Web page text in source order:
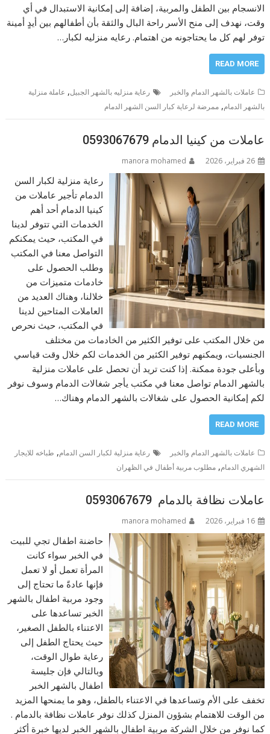
الانسجام بين الطفل والمربية، إضافة إلى إمكانية الاستبدال في أي
وقت، نهدف إلى منح الأسر راحة البال والثقة بأن أطفالهم بين أيدٍ أمينة
توفر لهم كل ما يحتاجونه من اهتمام. رعايه منزليه لكبار…
READ MORE
عاملات بالشهر الدمام والخبر رعاية منزليه بالشهر الجبيل, عاملة منزلية
بالشهر الدمام,ممرضة لرعاية كبار السن الشهر الدمام
عاملات من كينيا الدمام 0593067679
26 فبراير، 2026 manora mohamed
رعاية منزلية لكبار السن
الدمام تأجير عاملات من
كينيا الدمام أحد أهم
الخدمات التي تتوفر لدينا
في المكتب، حيث يمكنكم
التواصل معنا في المكتب
وطلب الحصول على
خادمات متميزات من
خلالنا، وهناك العديد من
العاملات المتاحين لدينا
في المكتب، حيث نحرص
من خلال المكتب على توفير الكثير من الخادمات من مختلف
الجنسيات، ويمكنهم توفير الكثير من الخدمات لكم خلال وقت قياسي
وبأعلى جودة ممكنة. إذا كنت تريد أن تحصل على عاملات منزلية
بالشهر الدمام تواصل معنا في مكتب يأجر شغالات الدمام وسوف نوفر
لكم إمكانية الحصول على شغالات بالشهر الدمام وهناك…
READ MORE
عاملات بالشهر الدمام والخبر رعاية منزلية لكبار السن الدمام, طباخه للايجار
الشهري الدمام,مطلوب مربية أطفال في الظهران
عاملات نظافة بالدمام 0593067679
16 فبراير، 2026 manora mohamed
حاضنة اطفال تجي للبيت
في الخبر سواء كانت
المرأة تعمل أو لا تعمل
فإنها عادةً ما تحتاج إلى
وجود مربية اطفال بالشهر
الخبر تساعدها على
الاعتناء بالطفل الصغير،
حيث يحتاج الطفل إلى
رعاية طوال الوقت،
وبالتالي فإن جليسة
اطفال بالشهر الخبر
تخفف على الأم وتساعدها في الاعتناء بالطفل، وهو ما يمنحها المزيد
من الوقت للاهتمام بشؤون المنزل كذلك نوفر عاملات نظافة بالدمام .
كما نوفر من خلال الشركة مربية اطفال بالشهر الخبر لديها خبرة أكثر